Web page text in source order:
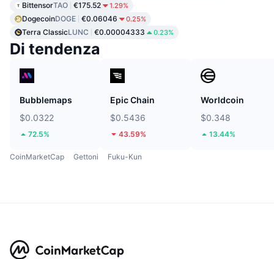
BittensorTAO €175.52 1.29%
DogecoinDOGE €0.06046 0.25%
Terra ClassicLUNC €0.00004333 0.23%
Di tendenza
Bubblemaps
$0.0322
72.5%
Epic Chain
$0.5436
43.59%
Worldcoin
$0.348
13.44%
CoinMarketCap Gettoni Fuku-Kun